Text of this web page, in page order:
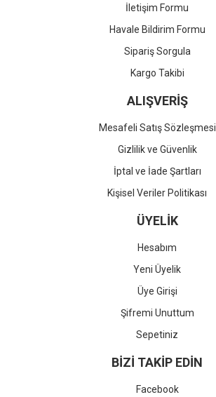
İletişim Formu
Havale Bildirim Formu
Sipariş Sorgula
Kargo Takibi
ALIŞVERİŞ
Mesafeli Satış Sözleşmesi
Gizlilik ve Güvenlik
İptal ve İade Şartları
Kişisel Veriler Politikası
ÜYELİK
Hesabım
Yeni Üyelik
Üye Girişi
Şifremi Unuttum
Sepetiniz
BİZİ TAKİP EDİN
Facebook